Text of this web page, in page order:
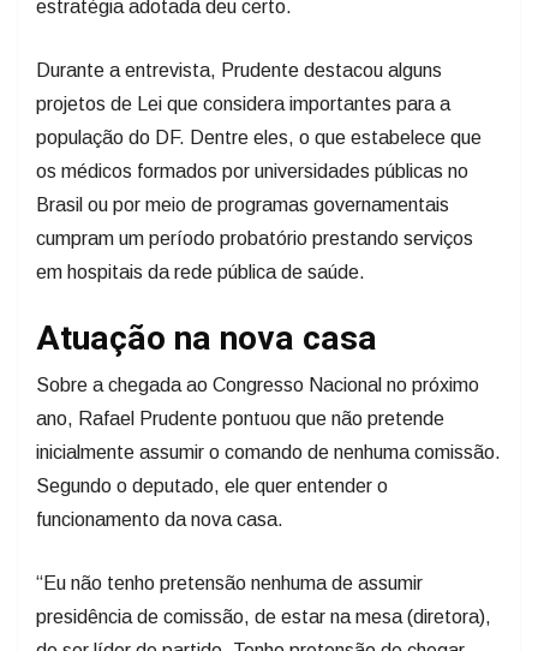
estratégia adotada deu certo.
Durante a entrevista, Prudente destacou alguns
projetos de Lei que considera importantes para a
população do DF. Dentre eles, o que estabelece que
os médicos formados por universidades públicas no
Brasil ou por meio de programas governamentais
cumpram um período probatório prestando serviços
em hospitais da rede pública de saúde.
Atuação na nova casa
Sobre a chegada ao Congresso Nacional no próximo
ano, Rafael Prudente pontuou que não pretende
inicialmente assumir o comando de nenhuma comissão.
Segundo o deputado, ele quer entender o
funcionamento da nova casa.
“Eu não tenho pretensão nenhuma de assumir
presidência de comissão, de estar na mesa (diretora),